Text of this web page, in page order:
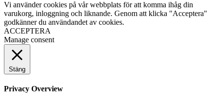
Vi använder cookies på vår webbplats för att komma ihåg din
varukorg, inloggning och liknande. Genom att klicka "Acceptera"
godkänner du användandet av cookies.
ACCEPTERA
Manage consent
Stäng
Privacy Overview